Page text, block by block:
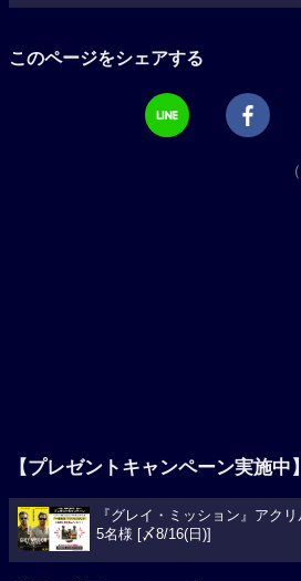
このページをシェアする
（
【プレゼントキャンペーン実施中】
『グレイ・ミッション』アク
5名様 [〆8/16(日)]